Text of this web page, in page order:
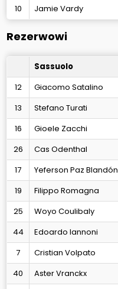
10
Jamie Vardy
Rezerwowi
Sassuolo
12
Giacomo Satalino
13
Stefano Turati
16
Gioele Zacchi
26
Cas Odenthal
17
Yeferson Paz Blandón
19
Filippo Romagna
25
Woyo Coulibaly
44
Edoardo Iannoni
7
Cristian Volpato
40
Aster Vranckx